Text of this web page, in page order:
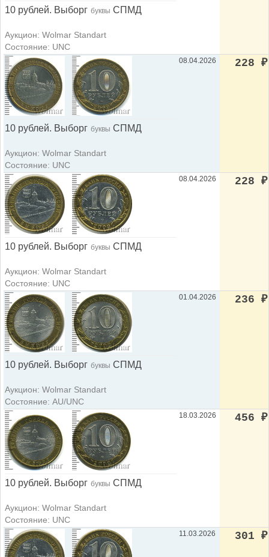
10 рублей. Выборг буквы СПМД
Аукцион: Wolmar Standart
Состояние: UNC
10 рублей. Выборг буквы СПМД
Аукцион: Wolmar Standart
Состояние: UNC
08.04.2026 228 ₽
10 рублей. Выборг буквы СПМД
Аукцион: Wolmar Standart
Состояние: UNC
08.04.2026 228 ₽
10 рублей. Выборг буквы СПМД
Аукцион: Wolmar Standart
Состояние: AU/UNC
01.04.2026 236 ₽
10 рублей. Выборг буквы СПМД
Аукцион: Wolmar Standart
Состояние: UNC
18.03.2026 456 ₽
11.03.2026 301 ₽